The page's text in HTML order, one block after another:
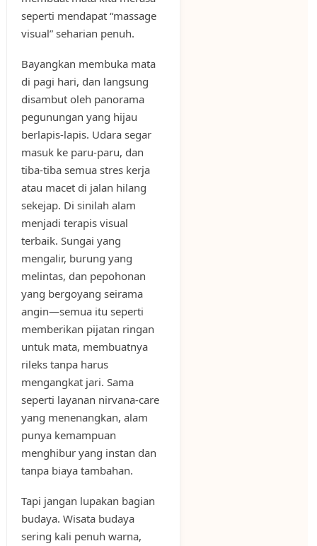
seperti mendapat “massage
visual” seharian penuh.
Bayangkan membuka mata
di pagi hari, dan langsung
disambut oleh panorama
pegunungan yang hijau
berlapis-lapis. Udara segar
masuk ke paru-paru, dan
tiba-tiba semua stres kerja
atau macet di jalan hilang
sekejap. Di sinilah alam
menjadi terapis visual
terbaik. Sungai yang
mengalir, burung yang
melintas, dan pepohonan
yang bergoyang seirama
angin—semua itu seperti
memberikan pijatan ringan
untuk mata, membuatnya
rileks tanpa harus
mengangkat jari. Sama
seperti layanan nirvana-care
yang menenangkan, alam
punya kemampuan
menghibur yang instan dan
tanpa biaya tambahan.
Tapi jangan lupakan bagian
budaya. Wisata budaya
sering kali penuh warna,